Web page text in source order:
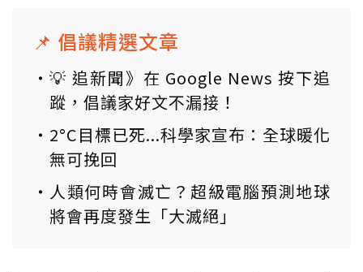
📌 倡議精選文章
💡 追新聞》在 Google News 按下追
蹤，倡議家好文不漏接！
2°C目標已死...科學家宣布：全球暖化
無可挽回
人類何時會滅亡？超級電腦預測地球
將會再度發生「大滅絕」